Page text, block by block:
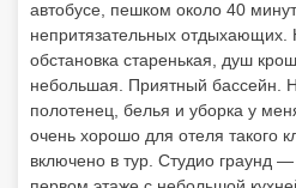
радушные и гостеприимные
Помогут, повеселят, всегда
со всего мира, также чудесные
языковой барьер не помеха.
спокойного отдыха — вам сюда.
— Херсониссос и Малия ваш
новизну обстановки —